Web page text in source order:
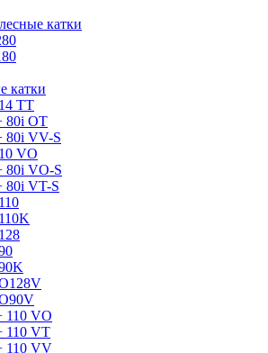
катки
катки
TT
80i OT
80i VV-S
VO
80i VO-S
80i VT-S
110 VO
110 VT
110 VV